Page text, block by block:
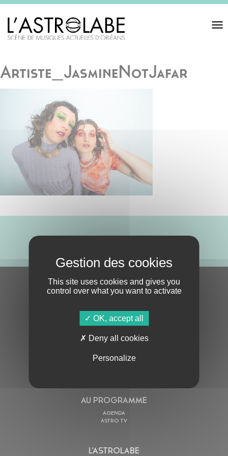
Toggle
Artiste_JasmineNotJafar
S'ABONNER À LA NEWSLETTER
AU PROGRAMME
AGENDA
ASTRO TV
L’ASTROLABE
This site uses cookies and gives you
control over what you want to activate
OK, accept all
Deny all cookies
Personalize